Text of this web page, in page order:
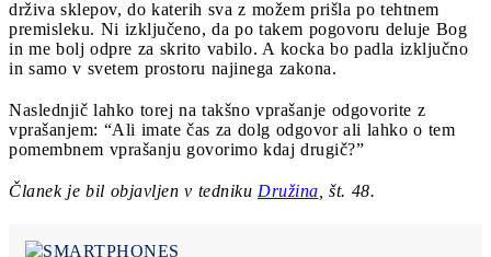
drživa sklepov, do katerih sva z možem prišla po tehtnem
premisleku. Ni izključeno, da po takem pogovoru deluje Bog
in me bolj odpre za skrito vabilo. A kocka bo padla izključno
in samo v svetem prostoru najinega zakona.
Naslednjič lahko torej na takšno vprašanje odgovorite z
vprašanjem: “Ali imate čas za dolg odgovor ali lahko o tem
pomembnem vprašanju govorimo kdaj drugič?”
Članek je bil objavljen v tedniku Družina , št. 48.